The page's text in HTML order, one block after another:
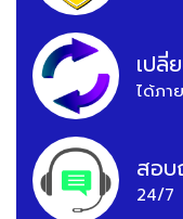
เปลี่
ได้ภา
สอบ
24/7